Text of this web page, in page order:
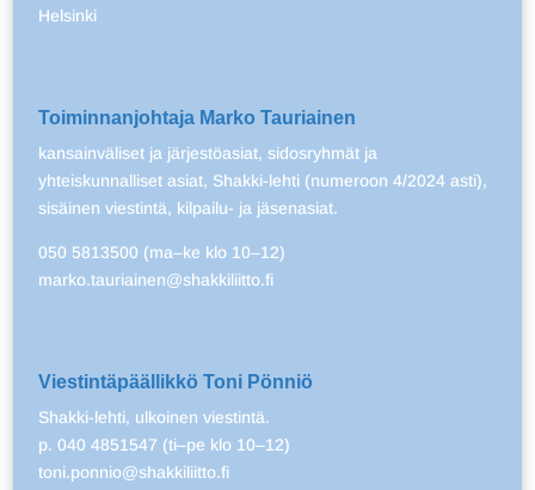
Helsinki
Toiminnanjohtaja Marko Tauriainen
kansainväliset ja järjestöasiat, sidosryhmät ja
yhteiskunnalliset asiat, Shakki-lehti (numeroon 4/2024 asti),
sisäinen viestintä, kilpailu- ja jäsenasiat.
050 5813500 (ma–ke klo 10–12)
marko.tauriainen@shakkiliitto.fi
Viestintäpäällikkö Toni Pönniö
Shakki-lehti, ulkoinen viestintä.
p. 040 4851547 (ti–pe klo 10–12)
toni.ponnio@shakkiliitto.fi